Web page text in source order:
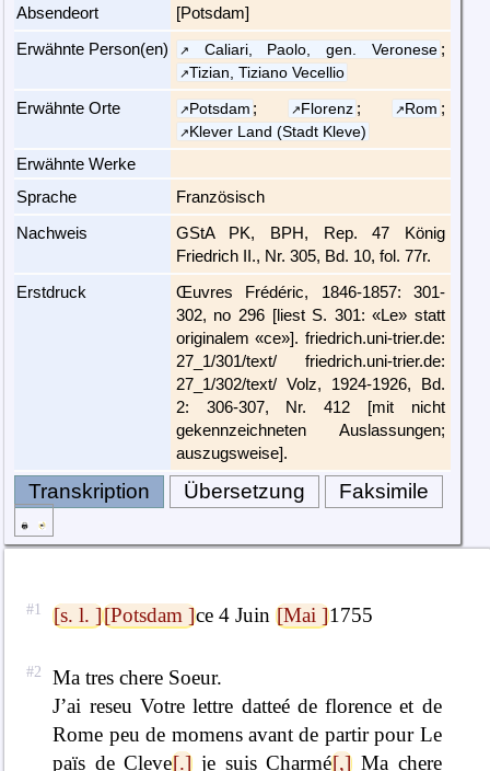
Absendeort
[Potsdam]
Erwähnte Person(en)
Caliari, Paolo, gen. Veronese ;
Tizian, Tiziano Vecellio
Erwähnte Orte Potsdam ; Florenz ; Rom ;
Klever Land (Stadt Kleve)
Erwähnte Werke
Sprache
Französisch
Nachweis
GStA PK, BPH, Rep. 47 König
Friedrich II., Nr. 305, Bd. 10, fol. 77r.
Erstdruck
Œuvres Frédéric, 1846-1857: 301-
302, no 296 [liest S. 301: «Le» statt
originalem «ce»]. friedrich.uni-trier.de:
27_1/301/text/ friedrich.uni-trier.de:
27_1/302/text/ Volz, 1924-1926, Bd.
2: 306-307, Nr. 412 [mit nicht
gekennzeichneten Auslassungen;
auszugsweise].
Transkription Übersetzung Faksimile
[s. l. ][Potsdam ]ce 4 Juin[Mai ]1755
Ma tres chere Soeur.
J’ai reseu Votre lettre datteé de florence et de
Rome peu de momens avant de partir pour Le
païs de Cleve[.] je suis Charmé[,]Ma chere